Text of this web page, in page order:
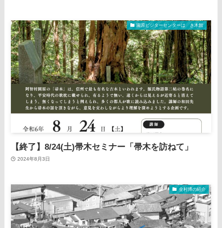
園原ビジターセンターはゝき木館
【終了】8/24(土)帚木セミナー「帚木を訪ねて」
2024年8月3日
全村博の紹介